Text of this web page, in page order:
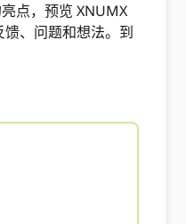
点，预览 XNUMX
、问题和想法。到